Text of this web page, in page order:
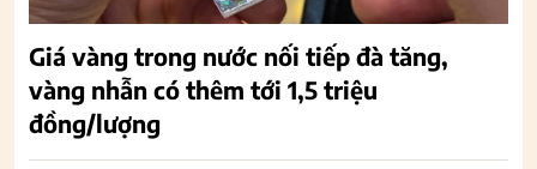
Giá vàng trong nước nối tiếp đà tăng,
vàng nhẫn có thêm tới 1,5 triệu
đồng/lượng